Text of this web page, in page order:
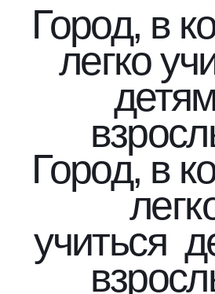
Город, в
легко
Город, в
учиться